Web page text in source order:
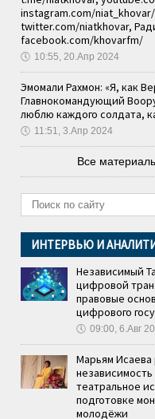
instagram.com/
twitter.com/niatkhovar,
facebook.com/khovarfm/
🕔 10:55, 20.Апр 2024
Эмомали Рахмон: «Я, как
Главнокомандующий
люблю каждого солдата,
🕔 11:51, 3.Апр 2024
Все
ИНТЕРВЬЮ И
Независимый
цифровой
правовые
цифрового
🕔 09:00, 6.Авг
Марьям Исаева
театральное
подготовке
молодёжи